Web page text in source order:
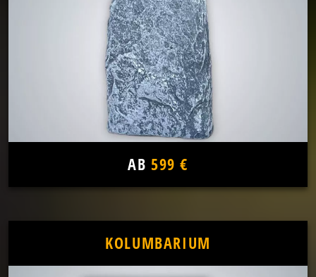
AB 599 €
KOLUMBARIUM